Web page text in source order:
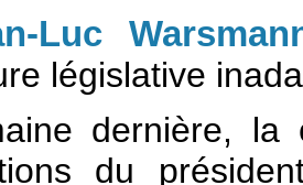
Luc
législative
dernière, la
du